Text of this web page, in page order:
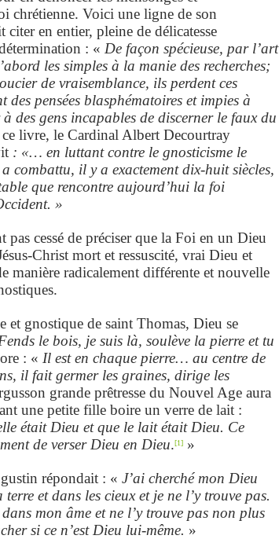
chrétienne. Voici une ligne de son
en entier, pleine de délicatesse
: « De façon spécieuse, par l’art
les simples à la manie des recherches;
de vraisemblance, ils perdent ces
pensées blasphématoires et impies à
des gens incapables de discerner le faux du
ce livre, le Cardinal Albert Decourtray
: «… en luttant contre le gnosticisme le
combattu, il y a exactement dix-huit siècles,
que rencontre aujourd’hui la foi
»
pas cessé de préciser que la Foi en un Dieu
Christ mort et ressuscité, vrai Dieu et
manière radicalement différente et nouvelle
et gnostique de saint Thomas, Dieu se
le bois, je suis là, soulève la pierre et tu
: « Il est en chaque pierre… au centre de
il fait germer les graines, dirige les
grande prêtresse du Nouvel Age aura
une petite fille boire un verre de lait :
était Dieu et que le lait était Dieu. Ce
de verser Dieu en Dieu.[1] »
répondait : « J’ai cherché mon Dieu
et dans les cieux et je ne l’y trouve pas.
mon âme et ne l’y trouve pas non plus
si ce n’est Dieu lui-même. »